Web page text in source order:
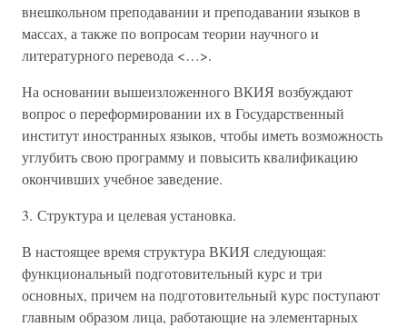
внешкольном преподавании и преподавании языков в
массах, а также по вопросам теории научного и
литературного перевода <…>.
На основании вышеизложенного ВКИЯ возбуждают
вопрос о переформировании их в Государственный
институт иностранных языков, чтобы иметь возможность
углубить свою программу и повысить квалификацию
окончивших учебное заведение.
3. Структура и целевая установка.
В настоящее время структура ВКИЯ следующая:
функциональный подготовительный курс и три
основных, причем на подготовительный курс поступают
главным образом лица, работающие на элементарных